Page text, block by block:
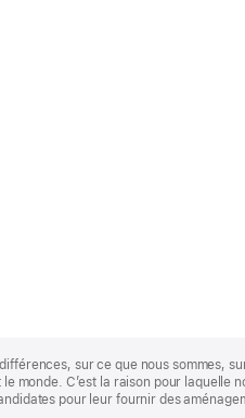
sur ce que nous sommes,
monde. C’est la raison pour laquelle
pour leur fournir des